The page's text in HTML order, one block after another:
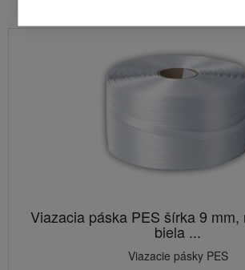
Viazacia páska PES šírka 9 mm,
biela ...
Viazacie pásky PES